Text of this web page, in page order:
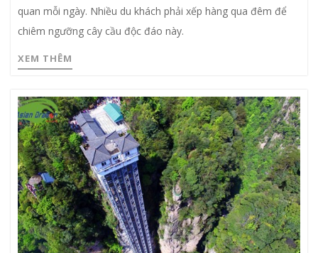
quan mỗi ngày. Nhiều du khách phải xếp hàng qua đêm để
chiêm ngưỡng cây cầu độc đáo này.
XEM THÊM